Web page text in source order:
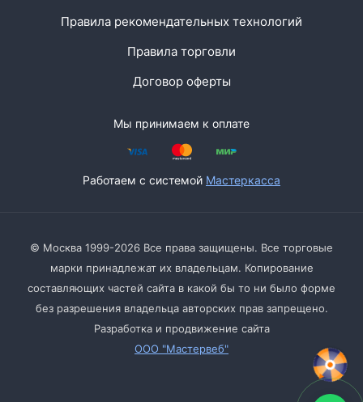
Правила рекомендательных технологий
Правила торговли
Договор оферты
Мы принимаем к оплате
Работаем с системой Мастеркасса
© Москва 1999-2026 Все права защищены. Все торговые
марки принадлежат их владельцам. Копирование
составляющих частей сайта в какой бы то ни было форме
без разрешения владельца авторских прав запрещено.
Разработка и продвижение сайта
ООО "Мастервеб"